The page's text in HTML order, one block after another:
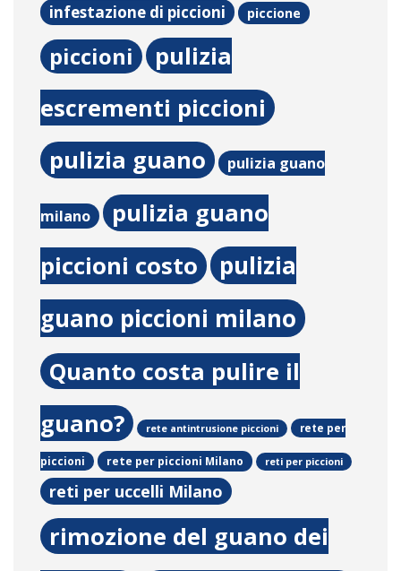
infestazione di piccioni piccione
piccioni
pulizia
escrementi piccioni
pulizia guano pulizia guano
milano
pulizia guano
piccioni costo
pulizia
guano piccioni milano
Quanto costa pulire il
guano?
rete antintrusione piccioni rete per
piccioni rete per piccioni Milano reti per piccioni
reti per uccelli Milano
rimozione del guano dei